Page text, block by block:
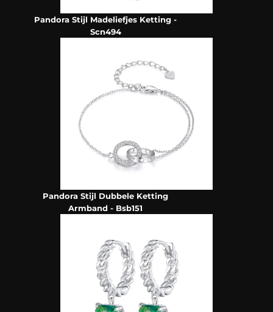
Pandora Stijl Madeliefjes Ketting -
Scn494
Pandora Stijl Dubbele Ketting
Armband - Bsb151